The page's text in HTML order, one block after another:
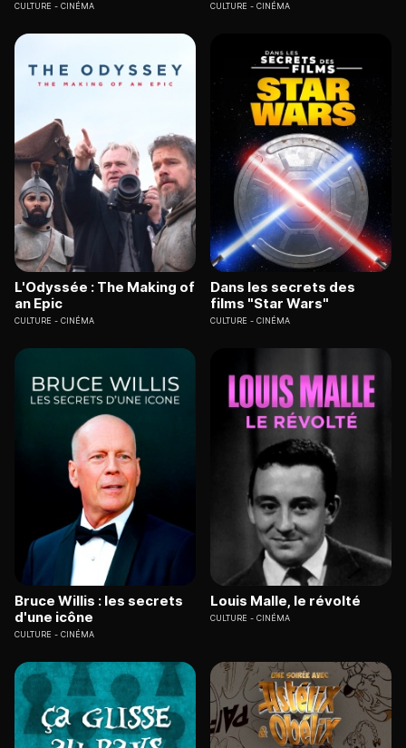
CULTURE CINÉMA CULTURE CINÉMA
L'Odyssée : The Making of
an Epic
CULTURE CINÉMA
Dans les secrets des
films "Star Wars"
CULTURE CINÉMA
Bruce Willis : les secrets
d'une icône
CULTURE CINÉMA
Louis Malle, le révolté
CULTURE CINÉMA